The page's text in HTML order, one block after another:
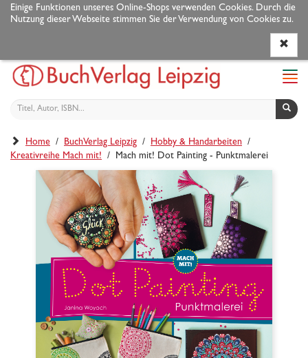
Einige Funktionen unseres Online-Shops verwenden Cookies. Durch die
Nutzung dieser Webseite stimmen Sie der Verwendung von Cookies zu.
Home / BuchVerlag Leipzig / Hobby & Handarbeiten /
Kreativreihe Mach mit! / Mach mit! Dot Painting - Punktmalerei